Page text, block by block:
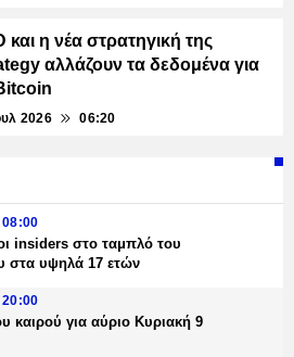
και η νέα στρατηγική της
αλλάζουν τα δεδομένα για
2026 06:20
08:00
insiders στο ταμπλό του
στα υψηλά 17 ετών
20:00
καιρού για αύριο Κυριακή 9